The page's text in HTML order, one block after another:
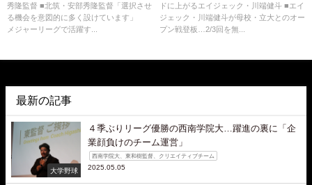
秀隆監督 ■北筑・安部秀隆監督「選択させ
る機会を意図的に多く設けています」
メジャーリーグで活躍す...
ドに上がるエイジェック・川端健斗 ■エイ
ジェック・川端健斗が母校・立大とのオー
プン戦登板…2/3回を無...
最新の記事
大学野球
４季ぶりリーグ優勝の西南学院大…躍進の裏に「企
業顔負けのチーム運営」
西南学院大、東和樹監督、クリエイティブチーム
2025.05.05